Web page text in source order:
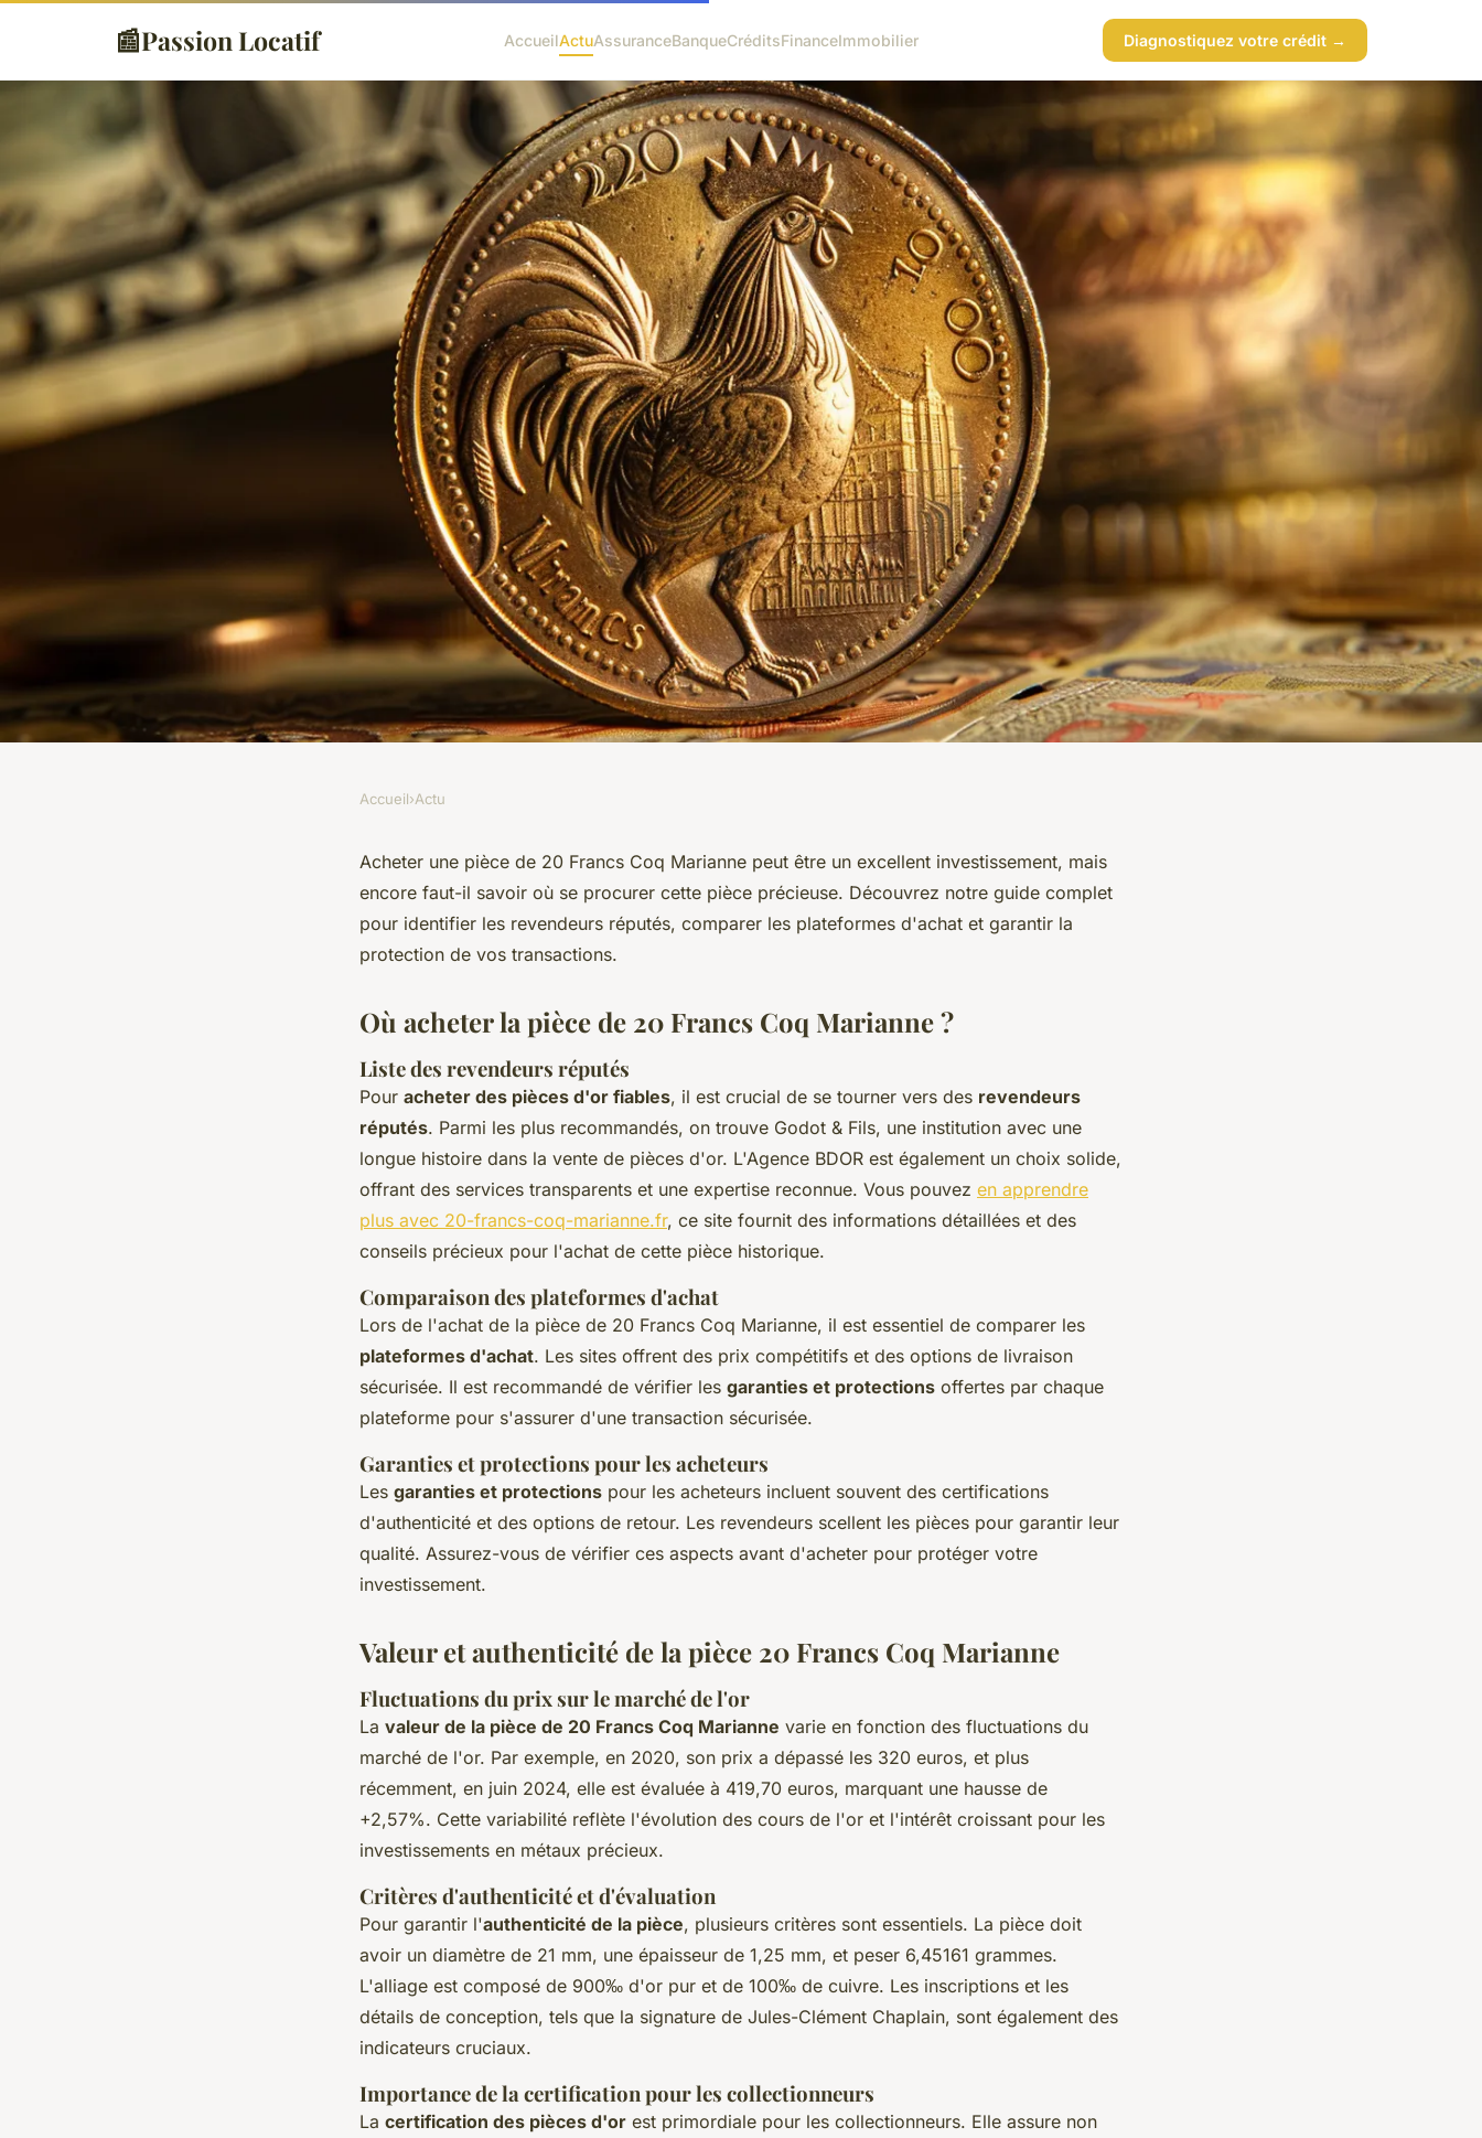
📰Passion Locatif AccueilActuAssuranceBanqueCréditsFinanceImmobilier Diagnostiquez votre crédit →
20 francs Coq Marianne : où acheter
Accueil›Actu
Acheter une pièce de 20 Francs Coq Marianne peut être un excellent investissement, mais
encore faut-il savoir où se procurer cette pièce précieuse. Découvrez notre guide complet
pour identifier les revendeurs réputés, comparer les plateformes d'achat et garantir la
protection de vos transactions.
Où acheter la pièce de 20 Francs Coq Marianne ?
Liste des revendeurs réputés
Pour acheter des pièces d'or fiables, il est crucial de se tourner vers des revendeurs
réputés. Parmi les plus recommandés, on trouve Godot & Fils, une institution avec une
longue histoire dans la vente de pièces d'or. L'Agence BDOR est également un choix solide,
offrant des services transparents et une expertise reconnue. Vous pouvez en apprendre
plus avec 20-francs-coq-marianne.fr, ce site fournit des informations détaillées et des
conseils précieux pour l'achat de cette pièce historique.
Comparaison des plateformes d'achat
Lors de l'achat de la pièce de 20 Francs Coq Marianne, il est essentiel de comparer les
plateformes d'achat. Les sites offrent des prix compétitifs et des options de livraison
sécurisée. Il est recommandé de vérifier les garanties et protections offertes par chaque
plateforme pour s'assurer d'une transaction sécurisée.
Garanties et protections pour les acheteurs
Les garanties et protections pour les acheteurs incluent souvent des certifications
d'authenticité et des options de retour. Les revendeurs scellent les pièces pour garantir leur
qualité. Assurez-vous de vérifier ces aspects avant d'acheter pour protéger votre
investissement.
Valeur et authenticité de la pièce 20 Francs Coq Marianne
Fluctuations du prix sur le marché de l'or
La valeur de la pièce de 20 Francs Coq Marianne varie en fonction des fluctuations du
marché de l'or. Par exemple, en 2020, son prix a dépassé les 320 euros, et plus
récemment, en juin 2024, elle est évaluée à 419,70 euros, marquant une hausse de
+2,57%. Cette variabilité reflète l'évolution des cours de l'or et l'intérêt croissant pour les
investissements en métaux précieux.
Critères d'authenticité et d'évaluation
Pour garantir l'authenticité de la pièce, plusieurs critères sont essentiels. La pièce doit
avoir un diamètre de 21 mm, une épaisseur de 1,25 mm, et peser 6,45161 grammes.
L'alliage est composé de 900‰ d'or pur et de 100‰ de cuivre. Les inscriptions et les
détails de conception, tels que la signature de Jules-Clément Chaplain, sont également des
indicateurs cruciaux.
Importance de la certification pour les collectionneurs
La certification des pièces d'or est primordiale pour les collectionneurs. Elle assure non